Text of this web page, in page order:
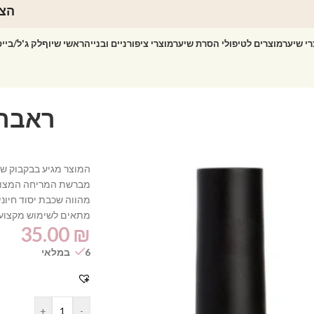
שיערמוצרים לטיפולי הסרת שיערמוצרי ציפורניים ובנייהראשי שיוףלק ג'ל/
מברשת המריחה
מהווה שכבת יסוד
מתאים לשימוש
35.00 ₪
6 במלאי
-
+